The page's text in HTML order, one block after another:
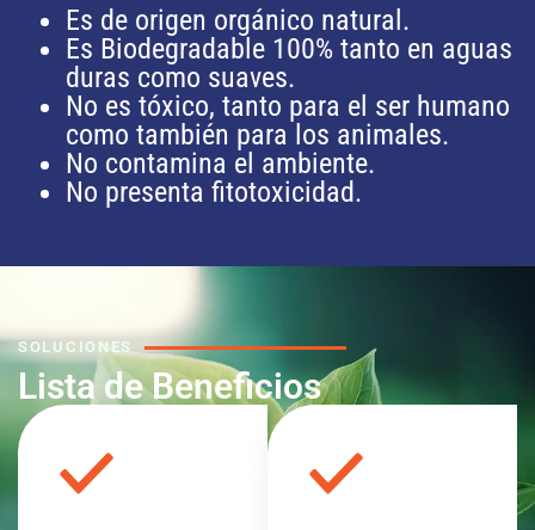
Es de origen orgánico natural.
Es Biodegradable 100% tanto en aguas
duras como suaves.
No es tóxico, tanto para el ser humano
como también para los animales.
No contamina el ambiente.
No presenta fitotoxicidad.
SOLUCIONES
Lista de Beneficios